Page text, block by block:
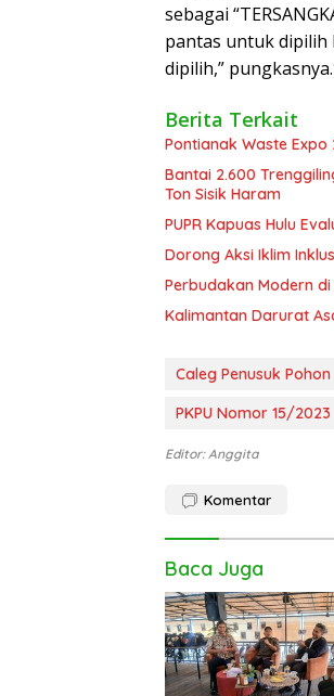
sebagai
pantas untuk dipilih
dipilih,”
Berita Terkait
Pontianak Waste Expo
Bantai 2.600
Ton Sisik Haram
PUPR Kapuas Hulu
Dorong Aksi Iklim
Perbudakan Modern
Kalimantan Darurat
Caleg Penusuk Pohon
PKPU Nomor 15/2023
Editor: Anggita
Komentar
Baca Juga